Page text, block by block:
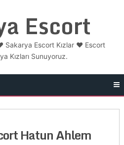
Escort
Sakarya Escort Kızlar ❤️ Escort
Kızları Sunuyoruz.
Hatun Ahlem